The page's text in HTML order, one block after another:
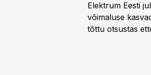
Elektrum Eesti
võimaluse
tõttu otsustas